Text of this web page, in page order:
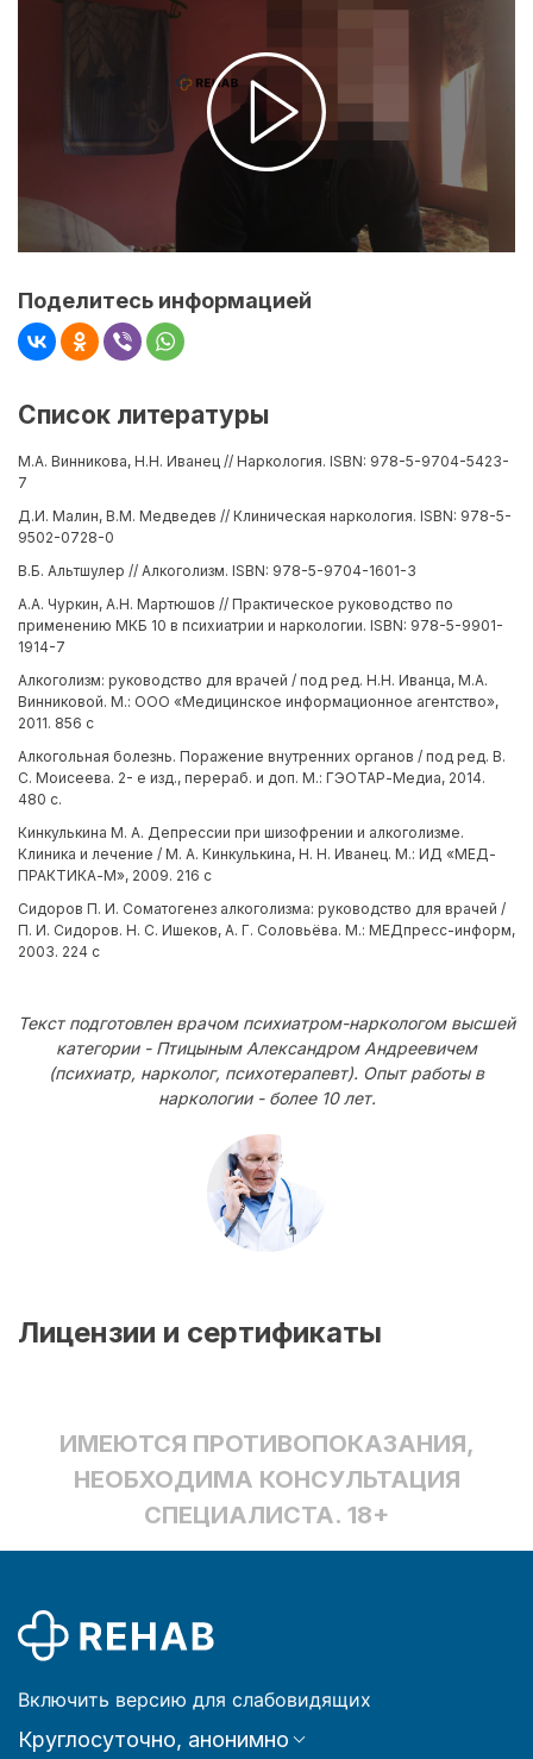
Поделитесь информацией
Список литературы
М.А. Винникова, Н.Н. Иванец // Наркология. ISBN: 978-5-9704-5423-
7
Д.И. Малин, В.М. Медведев // Клиническая наркология. ISBN: 978-5-
9502-0728-0
В.Б. Альтшулер // Алкоголизм. ISBN: 978-5-9704-1601-3
А.А. Чуркин, А.Н. Мартюшов // Практическое руководство по
применению МКБ 10 в психиатрии и наркологии. ISBN: 978-5-9901-
1914-7
Алкоголизм: руководство для врачей / под ред. Н.Н. Иванца, М.А.
Винниковой. М.: ООО «Медицинское информационное агентство»,
2011. 856 с
Алкогольная болезнь. Поражение внутренних органов / под ред. В.
С. Моисеева. 2- е изд., перераб. и доп. М.: ГЭОТАР-Медиа, 2014.
480 с.
Кинкулькина М. А. Депрессии при шизофрении и алкоголизме.
Клиника и лечение / М. А. Кинкулькина, Н. Н. Иванец. М.: ИД «МЕД-
ПРАКТИКА-М», 2009. 216 с
Сидоров П. И. Соматогенез алкоголизма: руководство для врачей /
П. И. Сидоров. Н. С. Ишеков, А. Г. Соловьёва. М.: МЕДпресс-информ,
2003. 224 с
Текст подготовлен врачом психиатром-наркологом высшей
категории - Птицыным Александром Андреевичем
(психиатр, нарколог, психотерапевт). Опыт работы в
наркологии - более 10 лет.
Лицензии и сертификаты
ИМЕЮТСЯ ПРОТИВОПОКАЗАНИЯ,
НЕОБХОДИМА КОНСУЛЬТАЦИЯ
СПЕЦИАЛИСТА. 18+
Включить версию для слабовидящих
Круглосуточно, анонимно